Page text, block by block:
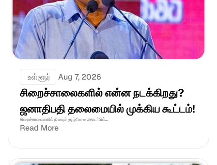
உள்ளூர் Aug 7, 2026
சிறைச்சாலைகளில் என்ன நடக்கிறது?
ஜனாதிபதி தலைமையில் முக்கிய கூட்டம்!
சிறைச்சாலைகளில் நிலவும் சூழ்நிலை தொடர்பில்...
Read More